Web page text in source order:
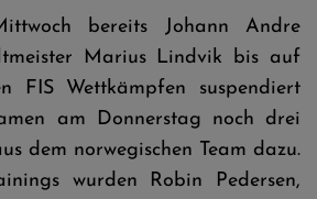
bereits Johann Andre
Marius Lindvik bis auf
FIS Wettkämpfen suspendiert
am Donnerstag noch drei
dem norwegischen Team dazu.
wurden Robin Pedersen,